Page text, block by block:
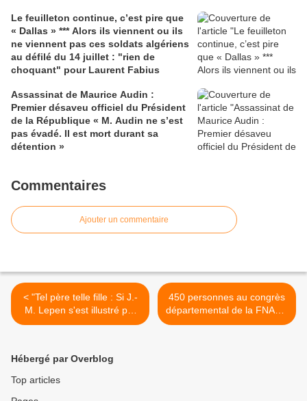
Le feuilleton continue, c’est pire que
« Dallas » *** Alors ils viennent ou ils
ne viennent pas ces soldats algériens
au défilé du 14 juillet : "rien de
choquant" pour Laurent Fabius
Assassinat de Maurice Audin :
Premier désaveu officiel du Président
de la République « M. Audin ne s’est
pas évadé. Il est mort durant sa
détention »
Commentaires
Ajouter un commentaire
< "Tel père telle fille : Si J.-
M. Lepen s'est illustré par
ses thèses négationnistes
réécrire l'histoire de la
guerre d'Algérie"
450 personnes au congrès
départemental de la FNACA
à Souillac >
Hébergé par Overblog
Top articles